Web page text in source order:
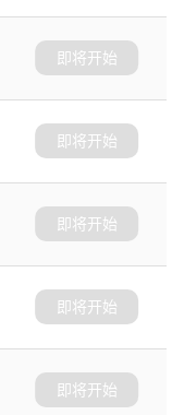
即将开始
即将开始
即将开始
即将开始
即将开始